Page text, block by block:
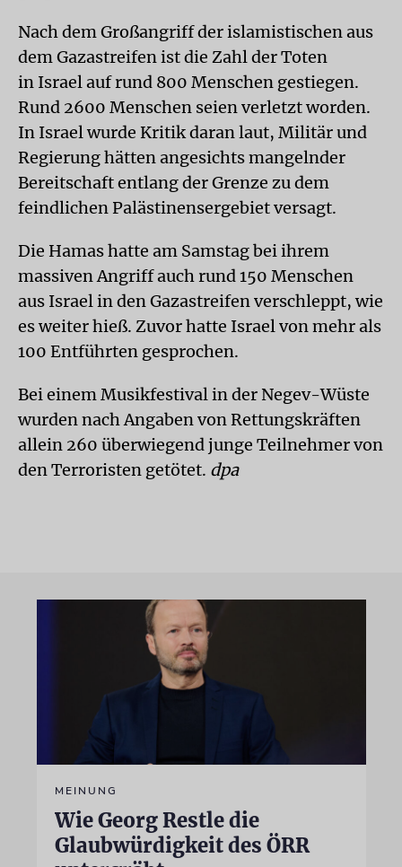
Nach dem Großangriff der islamistischen aus
dem Gazastreifen ist die Zahl der Toten
in Israel auf rund 800 Menschen gestiegen.
Rund 2600 Menschen seien verletzt worden.
In Israel wurde Kritik daran laut, Militär und
Regierung hätten angesichts mangelnder
Bereitschaft entlang der Grenze zu dem
feindlichen Palästinensergebiet versagt.
Die Hamas hatte am Samstag bei ihrem
massiven Angriff auch rund 150 Menschen
aus Israel in den Gazastreifen verschleppt, wie
es weiter hieß. Zuvor hatte Israel von mehr als
100 Entführten gesprochen.
Bei einem Musikfestival in der Negev-Wüste
wurden nach Angaben von Rettungskräften
allein 260 überwiegend junge Teilnehmer von
den Terroristen getötet. dpa
MEINUNG
Wie Georg Restle die
Glaubwürdigkeit des ÖRR